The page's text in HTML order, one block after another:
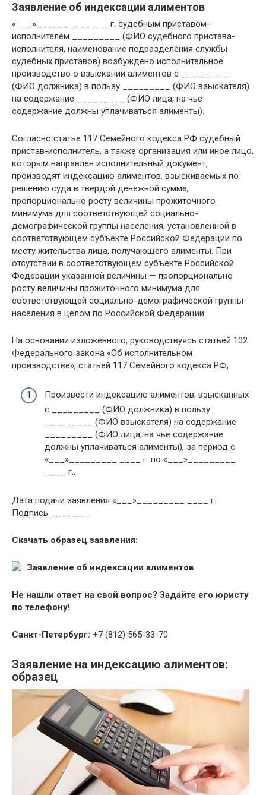
Заявление об индексации алиментов
«___»_________ ____ г. судебным приставом-
исполнителем _________ (ФИО судебного пристава-
исполнителя, наименование подразделения службы
судебных приставов) возбуждено исполнительное
производство о взыскании алиментов с _________
(ФИО должника) в пользу _________ (ФИО взыскателя)
на содержание _________ (ФИО лица, на чье
содержание должны уплачиваться алименты).
Согласно статье 117 Семейного кодекса РФ судебный
пристав-исполнитель, а также организация или иное лицо,
которым направлен исполнительный документ,
производят индексацию алиментов, взыскиваемых по
решению суда в твердой денежной сумме,
пропорционально росту величины прожиточного
минимума для соответствующей социально-
демографической группы населения, установленной в
соответствующем субъекте Российской Федерации по
месту жительства лица, получающего алименты. При
отсутствии в соответствующем субъекте Российской
Федерации указанной величины — пропорционально
росту величины прожиточного минимума для
соответствующей социально-демографической группы
населения в целом по Российской Федерации.
На основании изложенного, руководствуясь статьей 102
Федерального закона «Об исполнительном
производстве», статьей 117 Семейного кодекса РФ,
Произвести индексацию алиментов, взысканных
с _________ (ФИО должника) в пользу
_________ (ФИО взыскателя) на содержание
_________ (ФИО лица, на чье содержание
должны уплачиваться алименты), за период с
«___»_________ ____ г. по «___»_________
____ г..
Дата подачи заявления «___»_________ ____ г.
Подпись _______
Скачать образец заявления:
Заявление об индексации алиментов
Не нашли ответ на свой вопрос? Задайте его юристу
по телефону!
Санкт-Петербург: +7 (812) 565-33-70
Заявление на индексацию алиментов:
образец